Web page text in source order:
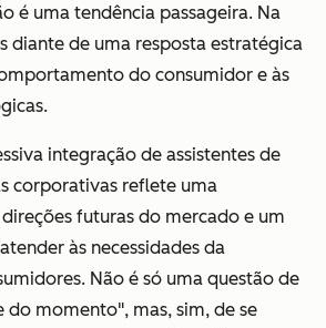
é uma tendência passageira. Na
diante de uma resposta estratégica
do consumidor e às
integração de assistentes de
corporativas reflete uma
futuras do mercado e um
às necessidades da
Não é só uma questão de
do momento", mas, sim, de se